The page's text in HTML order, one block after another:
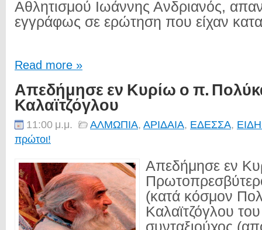
Αθλητισμού Ιωάννης Ανδριανός,
εγγράφως σε ερώτηση που είχαν
Read more »
Απεδήμησε εν Κυρίω ο π.
Καλαϊτζόγλου
11:00 μ.μ. ΑΛΜΩΠΙΑ, ΑΡΙΔΑΙΑ, ΕΔΕΣΣΑ,
πρώτοι!
Απεδήμησε εν
(κατά κόσμον
Καλαϊτζόγλου
συνταξιούχος